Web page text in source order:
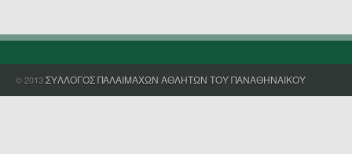
© 2013ΣΥΛΛΟΓΟΣ ΠΑΛΑΙΜΑΧΩΝ ΑΘΛΗΤΩΝ ΤΟΥ ΠΑΝΑΘΗΝΑΙΚΟΥ